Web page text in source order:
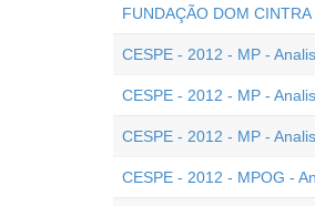
FUNDAÇÃO DOM
CESPE - 2012 - MP -
CESPE - 2012 - MP -
CESPE - 2012 - MP -
CESPE - 2012 - MPOG -